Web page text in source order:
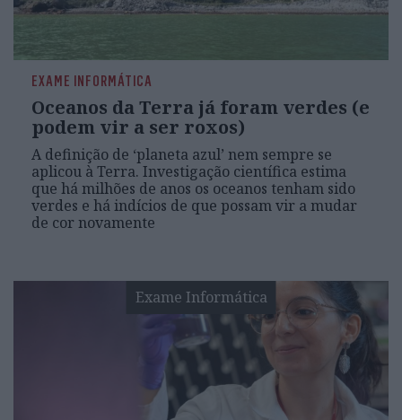
EXAME INFORMÁTICA
Oceanos da Terra já foram verdes (e
podem vir a ser roxos)
A definição de ‘planeta azul’ nem sempre se
aplicou à Terra. Investigação científica estima
que há milhões de anos os oceanos tenham sido
verdes e há indícios de que possam vir a mudar
de cor novamente
Exame Informática